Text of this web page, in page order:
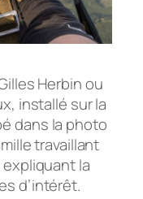
Herbin ou
installé sur la
dans la photo
travaillant
la
d’intérêt.